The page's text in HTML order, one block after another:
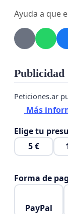
clases
días de
de
Falta de
distintos
criterios
Ayuda a que
Publicidad
Peticiones.ar
Más
Elige tu
5 €
Forma de
PayPal